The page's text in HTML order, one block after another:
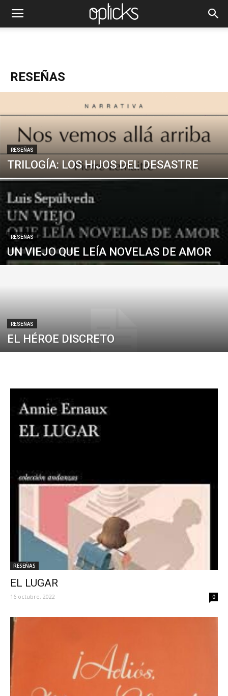
RESEÑAS
RESEÑAS
TRILOGÍA: LOS HIJOS DEL DESASTRE
RESEÑAS
UN VIEJO QUE LEÍA NOVELAS DE AMOR
RESEÑAS
EL HÉROE DISCRETO
RESEÑAS
EL LUGAR
16 octubre, 2022 0